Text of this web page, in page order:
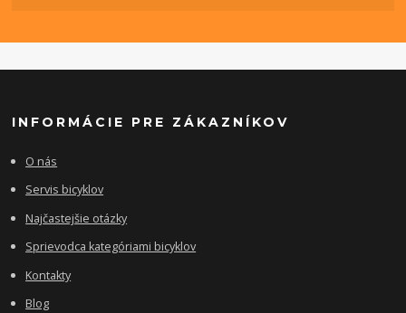
INFORMÁCIE PRE ZÁKAZNÍKOV
O nás
Servis bicyklov
Najčastejšie otázky
Sprievodca kategóriami bicyklov
Kontakty
Blog